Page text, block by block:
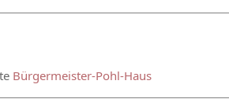
Bürgermeister-Pohl-Haus